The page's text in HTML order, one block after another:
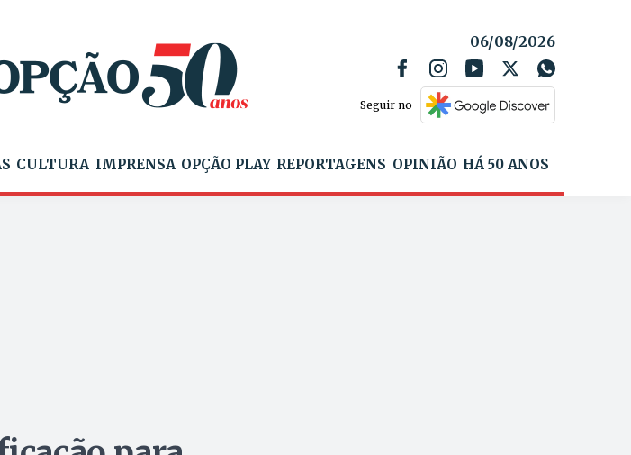
06/08/2026
Seguir no
CULTURA IMPRENSA OPÇÃO PLAY REPORTAGENS OPINIÃO HÁ 50 ANOS